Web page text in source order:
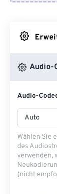
Audio-
Audio-
Auto
Wählen Sie
des
verwenden,
(nicht